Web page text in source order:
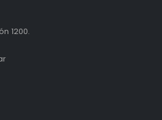
1200.